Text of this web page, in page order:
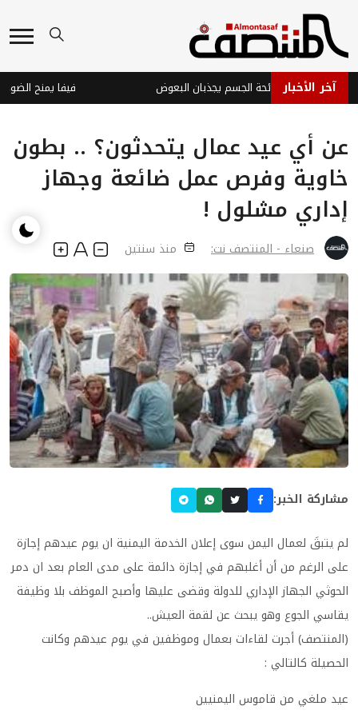
آخر الأخبار
الجلد ورائحة الجسم يجذبان البعوض
عن أي عيد عمال يتحدثون؟ .. بطون
خاوية وفرص عمل ضائعة وجهاز
إداري مشلول !
صنعاء - المنتصف نت: منذ سنتين
مشاركة الخبر:
لم يتبقَ لعمال اليمن سوى إعلان الخدمة اليمنية ان يوم عيدهم إجازة
على الرغم من أن أغلبهم في إجازة دائمة على مدى العام بعد ان دمر
الحوثي الجهاز الإداري للدولة وقضى عليها وأصبح الموظف بلا وظيفة
يقاسي الجوع وهو يبحث عن لقمة العيش..
(المنتصف) أجرت لقاءات بعمال وموظفين في يوم عيدهم وكانت
الحصيلة كالتالي :
عيد ملغي من قاموس اليمنيين